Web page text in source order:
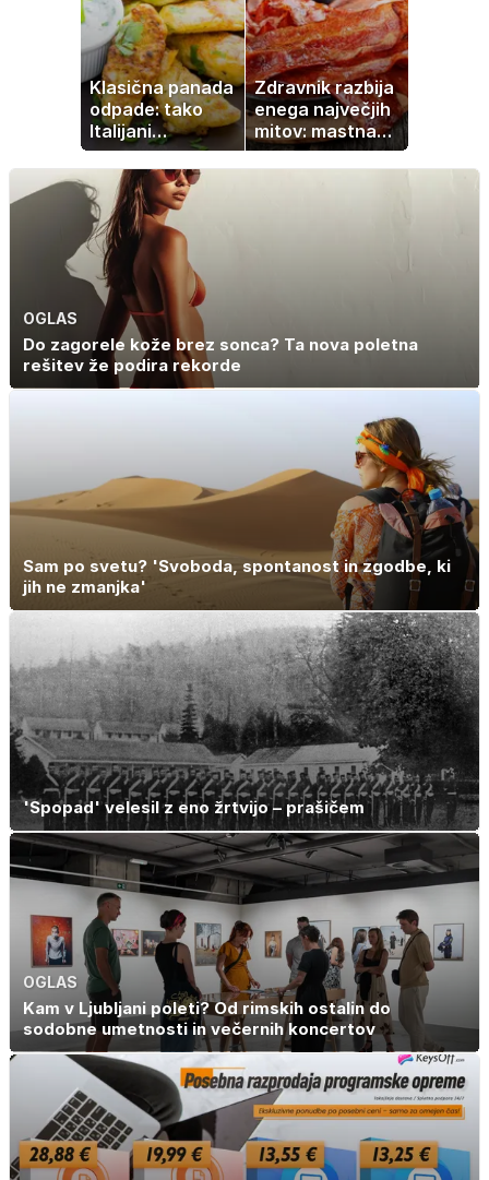
Klasična panada
odpade: tako
Italijani
pripravijo
slastne ocvrte
bučke
Zdravnik razbija
enega največjih
mitov: mastna
jetra ne
nastanejo zaradi
OGLAS
Do zagorele kože brez sonca? Ta nova poletna
rešitev že podira rekorde
Sam po svetu? 'Svoboda, spontanost in zgodbe, ki
jih ne zmanjka'
'Spopad' velesil z eno žrtvijo – prašičem
OGLAS
Kam v Ljubljani poleti? Od rimskih ostalin do
sodobne umetnosti in večernih koncertov